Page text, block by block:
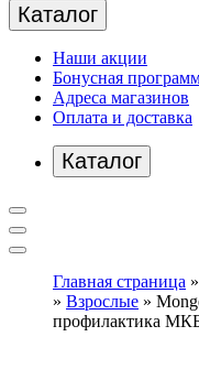
Каталог
Наши акции
Бонусная
Адреса магазинов
Оплата и доставка
Каталог
Главная страница »
» Взрослые »
профилактика